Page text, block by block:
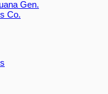
Gen.
Co.